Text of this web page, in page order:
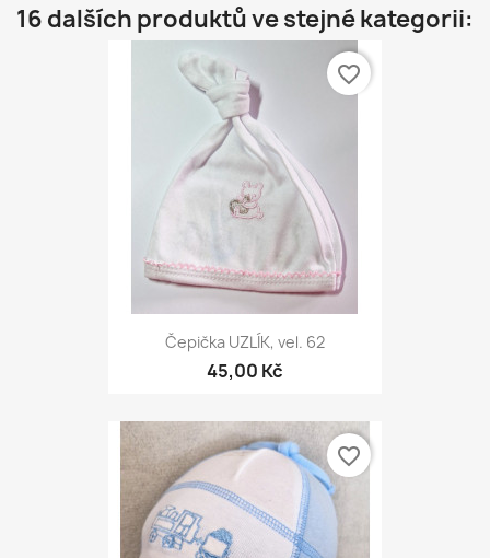
16 dalších produktů ve stejné kategorii:
Čepička UZLÍK, vel. 62
45,00 Kč
favorite_border
favorite_border